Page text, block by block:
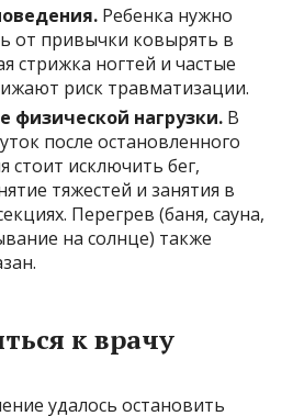
Ребенка нужно
от привычки ковырять в
стрижка ногтей и частые
риск травматизации.
физической нагрузки. В
после остановленного
стоит исключить бег,
тяжестей и занятия в
Перегрев (баня, сауна,
на солнце) также
к врачу
удалось остановить